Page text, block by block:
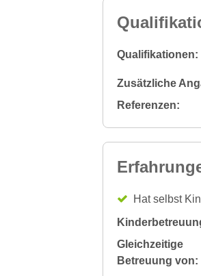
Qualifikationen:
Zusätzliche
Referenzen:
Hat selbst
Gleichzeitige
Betreuung von: